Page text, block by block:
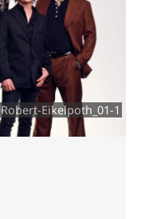
Eikelpoth_01-1